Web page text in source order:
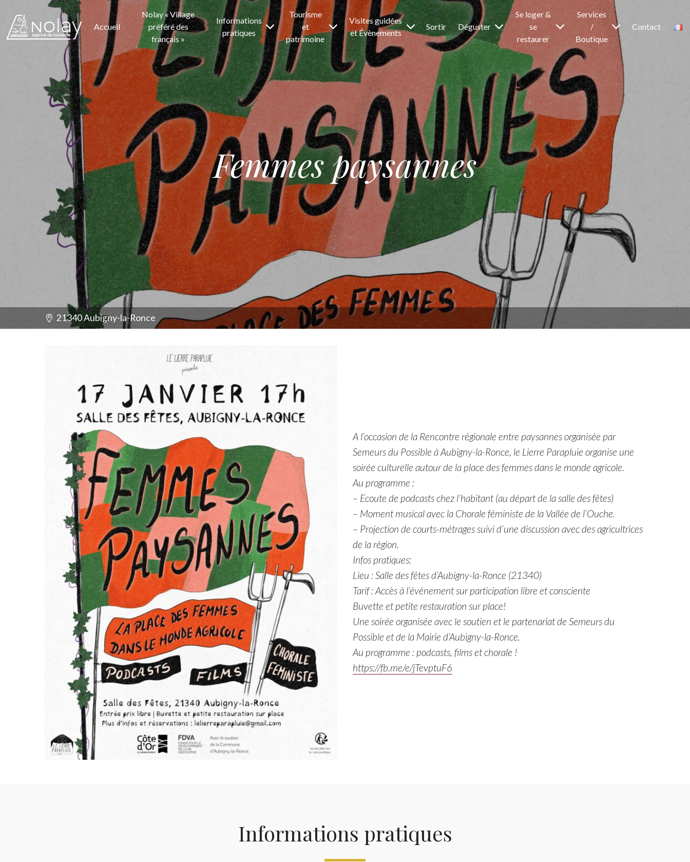
Accueil
Nolay « Village
préféré des
français »
Informations
pratiques
Tourisme
et
patrimoine
Visites guidées
et Évènements
Sortir Déguster
Se loger &
se
restaurer
Services
/
Boutique
Contact
Femmes paysannes
21340 Aubigny-la-Ronce
A l’occasion de la Rencontre régionale entre paysannes organisée par
Semeurs du Possible à Aubigny-la-Ronce, le Lierre Parapluie organise une
soirée culturelle autour de la place des femmes dans le monde agricole.
Au programme :
– Ecoute de podcasts chez l’habitant (au départ de la salle des fêtes)
– Moment musical avec la Chorale féministe de la Vallée de l’Ouche.
– Projection de courts-métrages suivi d’une discussion avec des agricultrices
de la région.
Infos pratiques:
Lieu : Salle des fêtes d’Aubigny-la-Ronce (21340)
Tarif : Accès à l’événement sur participation libre et consciente
Buvette et petite restauration sur place!
Une soirée organisée avec le soutien et le partenariat de Semeurs du
Possible et de la Mairie d’Aubigny-la-Ronce.
Au programme : podcasts, films et chorale !
https://fb.me/e/jTevptuF6
Informations pratiques